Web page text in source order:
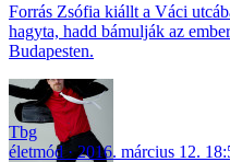
Forrás Zsófia kiállt a Váci
hagyta, hadd bámulják az
Budapesten.
Tbg
életmód
2016. március 12.